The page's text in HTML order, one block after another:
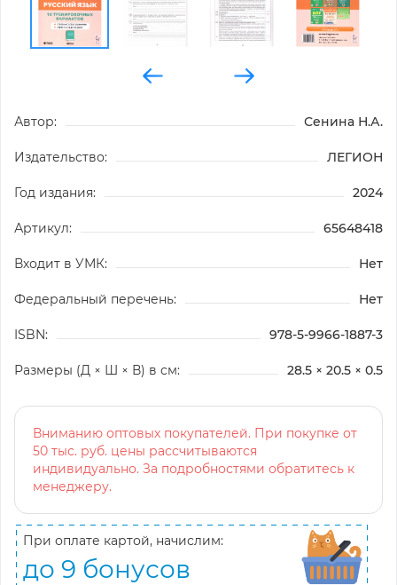
Автор: Сенина Н.А.
Издательство: ЛЕГИОН
Год издания: 2024
Артикул: 65648418
Входит в УМК: Нет
Федеральный перечень: Нет
ISBN: 978-5-9966-1887-3
Размеры (Д × Ш × В) в см: 28.5 × 20.5 × 0.5
Вниманию оптовых покупателей. При покупке от
50 тыс. руб. цены рассчитываются
индивидуально. За подробностями обратитесь к
менеджеру.
При оплате картой, начислим:
до 9 бонусов